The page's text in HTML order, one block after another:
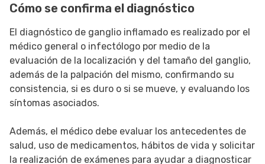
Cómo se confirma el diagnóstico
El diagnóstico de ganglio inflamado es realizado por el
médico general o infectólogo por medio de la
evaluación de la localización y del tamaño del ganglio,
además de la palpación del mismo, confirmando su
consistencia, si es duro o si se mueve, y evaluando los
síntomas asociados.
Además, el médico debe evaluar los antecedentes de
salud, uso de medicamentos, hábitos de vida y solicitar
la realización de exámenes para ayudar a diagnosticar